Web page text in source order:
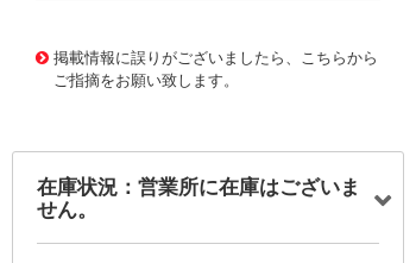
掲載情報に誤りがございましたら、こちらから
ご指摘をお願い致します。
在庫状況：営業所に在庫はございま
せん。